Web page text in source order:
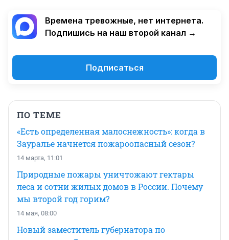
Времена тревожные, нет интернета.
Подпишись на наш второй канал →
Подписаться
ПО ТЕМЕ
«Есть определенная малоснежность»: когда в
Зауралье начнется пожароопасный сезон?
14 марта, 11:01
Природные пожары уничтожают гектары
леса и сотни жилых домов в России. Почему
мы второй год горим?
14 мая, 08:00
Новый заместитель губернатора по